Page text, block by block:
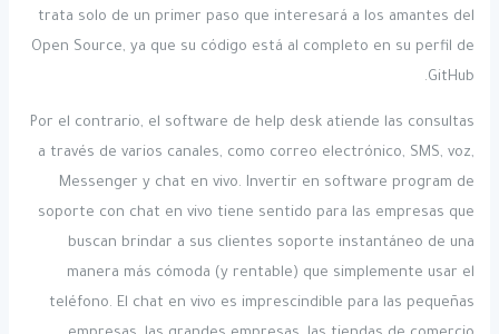
trata solo de un primer paso que interesará a los amantes del
Open Source, ya que su código está al completo en su perfil de
GitHub.
Por el contrario, el software de help desk atiende las consultas
a través de varios canales, como correo electrónico, SMS, voz,
Messenger y chat en vivo. Invertir en software program de
soporte con chat en vivo tiene sentido para las empresas que
buscan brindar a sus clientes soporte instantáneo de una
manera más cómoda (y rentable) que simplemente usar el
teléfono. El chat en vivo es imprescindible para las pequeñas